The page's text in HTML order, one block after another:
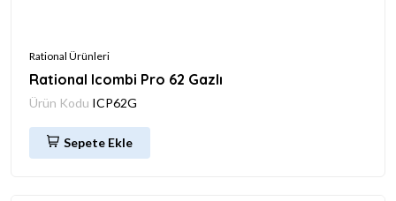
Rational Ürünleri
Rational Icombi Pro 62 Gazlı
Ürün Kodu ICP62G
Sepete Ekle